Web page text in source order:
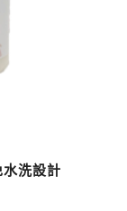
洗設計